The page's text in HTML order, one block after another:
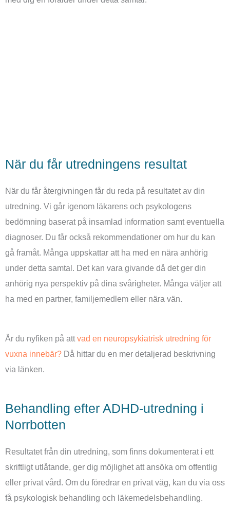
När du får utredningens resultat
När du får återgivningen får du reda på resultatet av din
utredning. Vi går igenom läkarens och psykologens
bedömning baserat på insamlad information samt eventuella
diagnoser. Du får också rekommendationer om hur du kan
gå framåt. Många uppskattar att ha med en nära anhörig
under detta samtal. Det kan vara givande då det ger din
anhörig nya perspektiv på dina svårigheter. Många väljer att
ha med en partner, familjemedlem eller nära vän.
Är du nyfiken på attvad en neuropsykiatrisk utredning för
vuxna innebär? Då hittar du en mer detaljerad beskrivning
via länken.
Behandling efter ADHD-utredning i
Norrbotten
Resultatet från din utredning, som finns dokumenterat i ett
skriftligt utlåtande, ger dig möjlighet att ansöka om offentlig
eller privat vård. Om du föredrar en privat väg, kan du via oss
få psykologisk behandling och läkemedelsbehandling.